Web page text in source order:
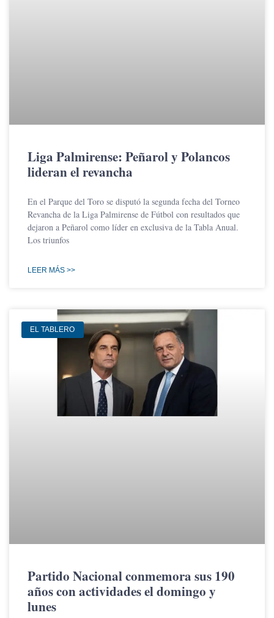
Liga Palmirense: Peñarol y Polancos
lideran el revancha
En el Parque del Toro se disputó la segunda fecha del Torneo
Revancha de la Liga Palmirense de Fútbol con resultados que
dejaron a Peñarol como líder en exclusiva de la Tabla Anual.
Los triunfos
LEER MÁS >>
EL TABLERO
Partido Nacional conmemora sus 190
años con actividades el domingo y
lunes